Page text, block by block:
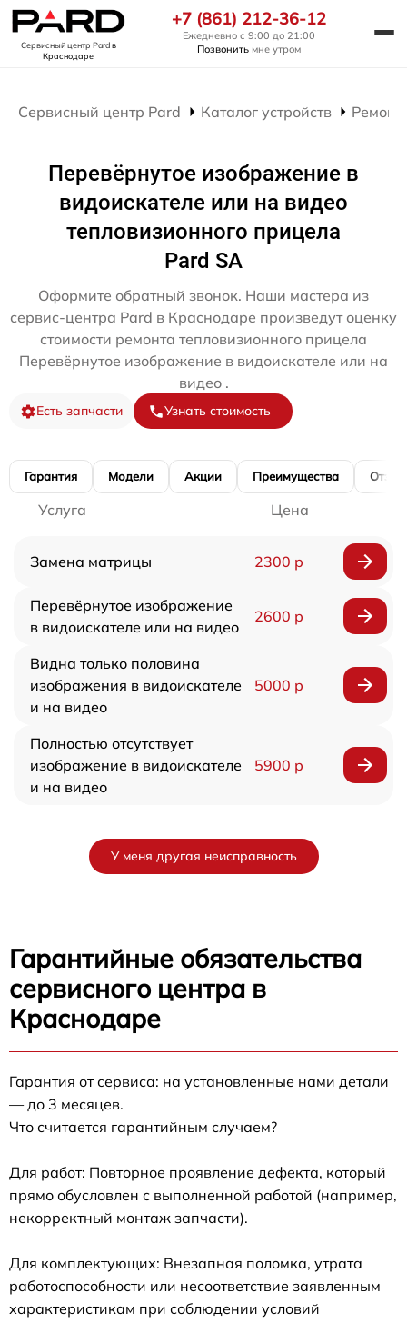
Сервисный центр Pardв
Краснодаре
+7 (861) 212-36-12
Ежедневно с 9:00 до 21:00
Позвонить мне утром
Сервисный центр Pard Каталог устройств
Перевёрнутое изображение в
видоискателе или на видео
тепловизионного прицела
Pard SA
Оформите обратный звонок. Наши мастера из
сервис-центра Pard в Краснодаре произведут оценку
стоимости ремонта тепловизионного прицела
Перевёрнутое изображение в видоискателе или на
видео .
Есть запчасти Узнать стоимость
Гарантия Модели Акции Преимущества
Услуга Цена
Замена матрицы 2300 р
Перевёрнутое изображение
в видоискателе или на видео
2600 р
Видна только половина
изображения в видоискателе
и на видео
5000 р
Полностью отсутствует
изображение в видоискателе
и на видео
5900 р
У меня другая неисправность
Гарантийные обязательства
сервисного центра в
Краснодаре
Гарантия от сервиса: на установленные нами детали
— до 3 месяцев.
Что считается гарантийным случаем?
Для работ: Повторное проявление дефекта, который
прямо обусловлен с выполненной работой (например,
некорректный монтаж запчасти).
Для комплектующих: Внезапная поломка, утрата
работоспособности или несоответствие заявленным
характеристикам при соблюдении условий